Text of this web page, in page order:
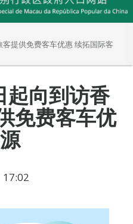
提供免费客车优惠 续拓国际客
起向到访香
免费客车优
17:02